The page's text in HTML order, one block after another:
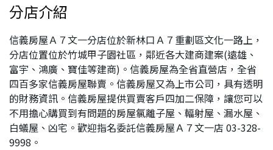
分店介紹
信義房屋Ａ７文一分店位於新林口Ａ７重劃區文化一路上，
分店位置位於竹城甲子園社區，鄰近各大建商建案(遠雄、
富宇、鴻廣、寶佳等建商)。信義房屋為全省直營店，全省
四百多家信義房屋聯賣。信義房屋又為上市公司，具有透明
的財務資訊。信義房屋提供買賣客戶四加二保障，讓您可以
不用擔心購買到有問題的房屋氯離子屋、輻射屋、漏水屋、
白蟻屋、凶宅。歡迎指名委託信義房屋Ａ７文一店 03-328-
9998。